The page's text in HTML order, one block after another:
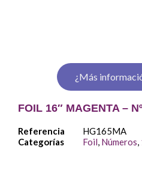
¿Más
FOIL 16″ MAGENTA –
Referencia
HG165MA
Categorías
Foil, Números,